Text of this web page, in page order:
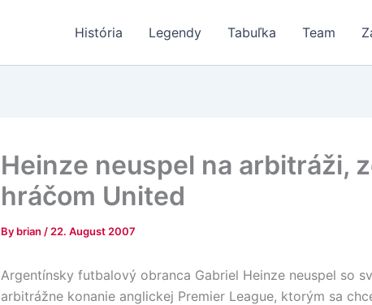
História Legendy Tabuľka Team
Heinze neuspel na arbitráži,
hráčom United
By brian / 22. August 2007
Argentínsky futbalový obranca Gabriel Heinze neuspel so
arbitrážne konanie anglickej Premier League, ktorým sa